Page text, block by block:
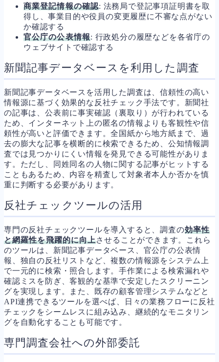
商業登記情報の確認: 法務局で登記事項証明書を取
得し、事業目的や役員の変更履歴に不審な点がない
か確認する
官公庁の公表情報: 行政処分の履歴などを各省庁の
ウェブサイトで確認する
新聞記事データベースを利用した調査
新聞記事データベースを活用した調査は、信頼性の高い
情報源に基づく効果的な反社チェック手法です。新聞社
の記事は、公表前に事実確認（裏取り）が行われている
ため、インターネット上の匿名の情報よりも客観性や信
頼性が高いと評価できます。全国紙から地方紙まで、過
去の膨大な記事を横断的に検索できるため、公知情報調
査では見つかりにくい情報を発見できる可能性がありま
す。ただし、同姓同名の人物に関する記事がヒットする
こともあるため、内容を精査して対象者本人か否かを慎
重に判断する必要があります。
反社チェックツールの活用
専門の反社チェックツールを導入すると、調査の効率性
と網羅性を飛躍的に向上させることができます。これら
のツールは、新聞記事データベース、官公庁の公表情
報、独自の反社リストなど、複数の情報源をシステム上
で一元的に検索・照合します。手作業による検索漏れや
確認ミスを防ぎ、客観的な基準で安定したスクリーニン
グを実現します。また、既存の顧客管理システムなどと
API連携できるツールを選べば、日々の業務フローに反社
チェックをシームレスに組み込み、継続的なモニタリン
グを自動化することも可能です。
専門調査会社への外部委託